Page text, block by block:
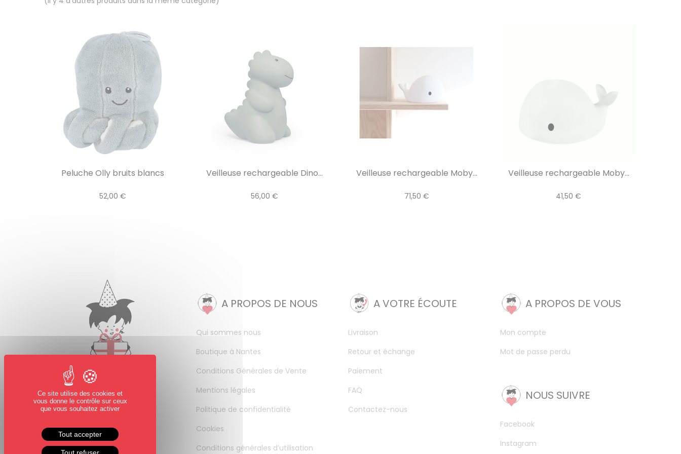
Peluche Olly bruits blancs
52,00 €
Veilleuse rechargeable Dino...
56,00 €
Veilleuse rechargeable Moby...
71,50 €
Veilleuse rechargeable Moby...
41,50 €
A PROPOS DE NOUS
Qui sommes nous
Boutique à Nantes
Conditions Générales de Vente
Mentions légales
Politique de confidentialité
Cookies
Conditions générales d’utilisation
A VOTRE ÉCOUTE
Livraison
Retour et échange
Paiement
FAQ
Contactez-nous
A PROPOS DE VOUS
Mon compte
Mot de passe perdu
NOUS SUIVRE
Facebook
Instagram
Ce site utilise des cookies et
vous donne le contrôle sur ceux
que vous souhaitez activer
Tout accepter